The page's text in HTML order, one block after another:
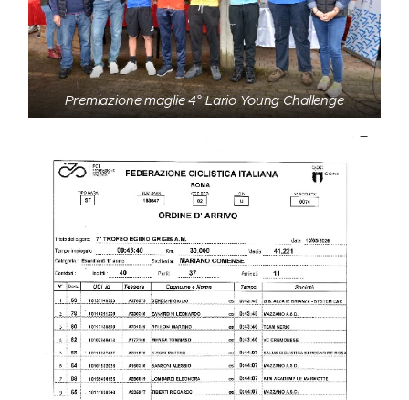
Premiazione maglie 4° Lario Young Challenge